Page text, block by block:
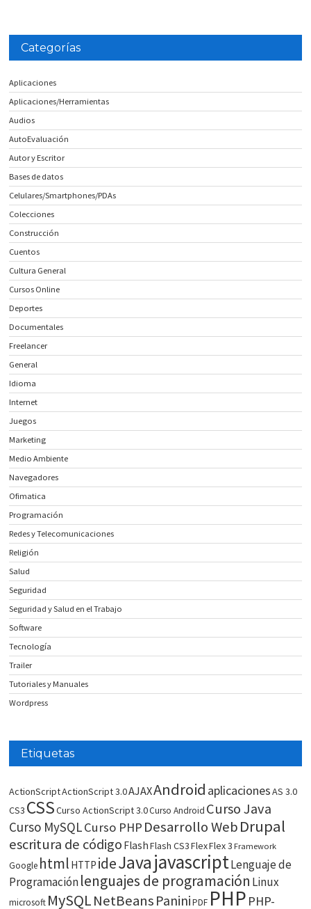
Categorías
Aplicaciones
Aplicaciones/Herramientas
Audios
AutoEvaluación
Autor y Escritor
Bases de datos
Celulares/Smartphones/PDAs
Colecciones
Construcción
Cuentos
Cultura General
Cursos Online
Deportes
Documentales
Freelancer
General
Idioma
Internet
Juegos
Marketing
Medio Ambiente
Navegadores
Ofimatica
Programación
Redes y Telecomunicaciones
Religión
Salud
Seguridad
Seguridad y Salud en el Trabajo
Software
Tecnología
Trailer
Tutoriales y Manuales
Wordpress
Etiquetas
ActionScriptActionScript 3.0AJAXAndroid aplicacionesAS 3.0
CS3 CSSCurso ActionScript 3.0Curso Android Curso Java
Curso MySQLCurso PHP Desarrollo WebDrupal
escritura de código FlashFlash CS3FlexFlex 3 Framework
Google html HTTP ideJavajavascriptLenguaje de
Programaciónlenguajes de programación Linux
microsoft MySQLNetBeans Panini PDF PHP PHP-